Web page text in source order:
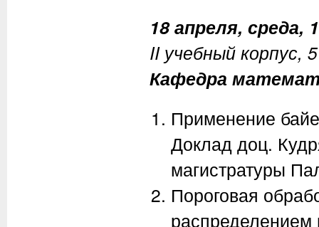
18 апреля, среда,
II учебный корпус,
Кафедра
Применение
Доклад доц.
магистратуры
Пороговая